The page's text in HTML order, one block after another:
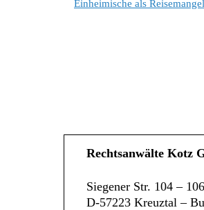
Einheimische als
Rechtsanwälte Kotz
Siegener Str. 104 – 106
D-57223 Kreuztal –